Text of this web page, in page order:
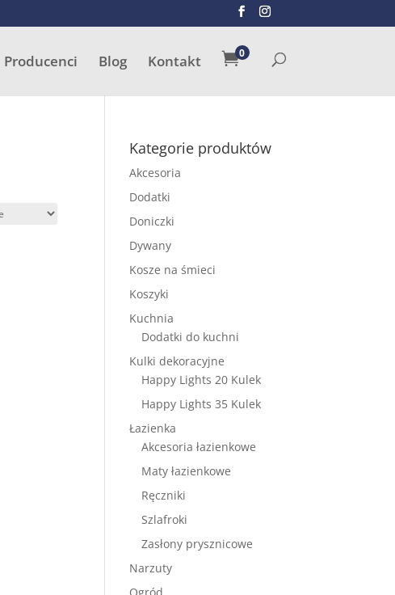
Producenci Blog Kontakt 0
Kategorie produktów
Akcesoria
Dodatki
Doniczki
Dywany
Kosze na śmieci
Koszyki
Kuchnia
Dodatki do kuchni
Kulki dekoracyjne
Happy Lights 20 Kulek
Happy Lights 35 Kulek
Łazienka
Akcesoria łazienkowe
Maty łazienkowe
Ręczniki
Szlafroki
Zasłony prysznicowe
Narzuty